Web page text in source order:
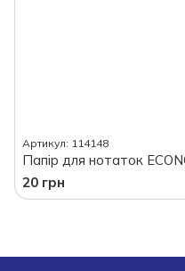
Артикул: 114148
Папір для нотаток
20 грн